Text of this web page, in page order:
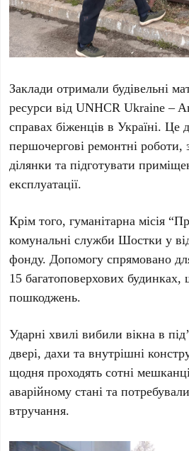
Заклади отримали будівельні
ресурси від UNHCR Ukraine –
справах біженців в Україні. Це
першочергові ремонтні
ділянки та підготувати
експлуатації.
Крім того, гуманітарна місія
комунальні служби Шостки у
фонду. Допомогу спрямовано
15 багатоповерхових будинках,
пошкоджень.
Ударні хвилі вибили вікна в
двері, дахи та внутрішні
щодня проходять сотні
аварійному стані та
втручання.